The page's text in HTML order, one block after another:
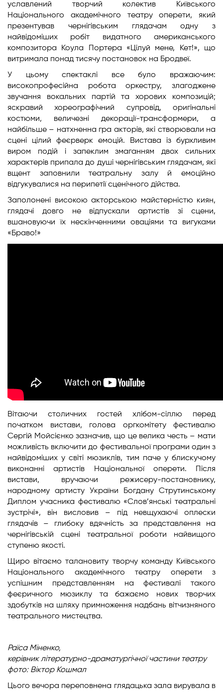
уславлений творчий колектив Київського
Національного академічного театру оперети, який
презентував чернігівським глядачам одну з
найвідоміших робіт видатного американського
композитора Коула Портера «Цілуй мене, Кет!», що
витримала понад тисячу постановок на Бродвеї.
У цьому спектаклі все було вражаючим:
високопрофесійна робота оркестру, злагоджене
звучання вокальних партій та хорових композицій;
яскравий хореографічний супровід, оригінальні
костюми, величезні декорації-трансформери, а
найбільше – натхненна гра акторів, які створювали на
сцені цілий феєрверк емоцій. Вистава із бурхливим
виром подій і запеклим змаганням двох сильних
характерів припала до душі чернігівським глядачам, які
вщент заповнили театральну залу й емоційно
відгукувалися на перипетії сценічного дійства.
Заполонені високою акторською майстерністю киян,
глядачі довго не відпускали артистів зі сцени,
вшановуючи їх нескінченними оваціями та вигуками
«Браво!»
Вітаючи столичних гостей хлібом-сіллю перед
початком вистави, голова оргкомітету фестивалю
Сергій Мойсієнко зазначив, що це велика честь – мати
можливість включити до фестивальної програми один з
найвідоміших у світі мюзиклів, тим паче у блискучому
виконанні артистів Національної оперети. Після
вистави, вручаючи режисеру-постановнику,
народному артисту України Богдану Струтинському
Диплом учасника фестивалю «Слов’янські театральні
зустрічі», він висловив – під невщухаючі оплески
глядачів – глибоку вдячність за представлення на
чернігівській сцені театральної роботи найвищого
ступеню якості.
Щиро вітаємо талановиту творчу команду Київського
Національного академічного театру оперети з
успішним представленням на фестивалі такого
феєричного мюзиклу та бажаємо нових творчих
здобутків на шляху примноження надбань вітчизняного
театрального мистецтва.
Раїса Міненко,
керівник літературно-драматургічноїчастини театру
фото: Віктор Кошмал
Цього вечора переповнена глядацька зала вирувала в